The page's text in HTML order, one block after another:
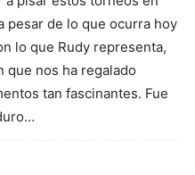
pesar de lo que ocurra hoy
lo que Rudy representa,
que nos ha regalado
tan fascinantes. Fue